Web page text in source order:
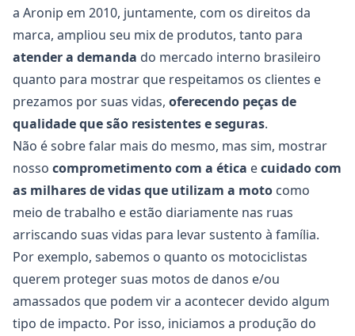
a Aronip em 2010, juntamente, com os direitos da
marca, ampliou seu mix de produtos, tanto para
atender a demanda do mercado interno brasileiro
quanto para mostrar que respeitamos os clientes e
prezamos por suas vidas, oferecendo peças de
qualidade que são resistentes e seguras.
Não é sobre falar mais do mesmo, mas sim, mostrar
nosso comprometimento com a ética ecuidado com
as milhares de vidas que utilizam a moto como
meio de trabalho e estão diariamente nas ruas
arriscando suas vidas para levar sustento à família.
Por exemplo, sabemos o quanto os motociclistas
querem proteger suas motos de danos e/ou
amassados que podem vir a acontecer devido algum
tipo de impacto. Por isso, iniciamos a produção do